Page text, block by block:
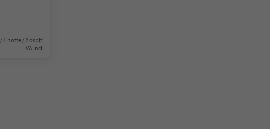
/ 1 notte / 2 ospiti
IVA incl.